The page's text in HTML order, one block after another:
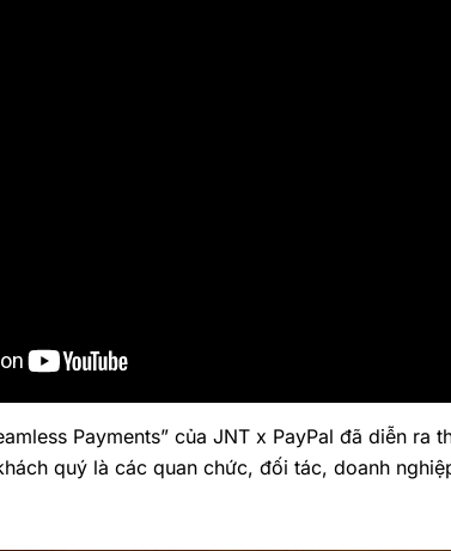
Payments” của JNT x PayPal đã diễn
quý là các quan chức, đối tác, doanh